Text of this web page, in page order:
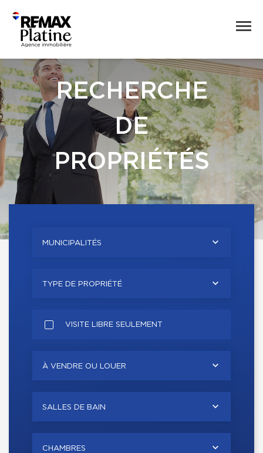
RECHERCHE
DE
PROPRIÉTÉS
MUNICIPALITÉS
TYPE DE PROPRIÉTÉ
VISITE LIBRE SEULEMENT
À VENDRE OU LOUER
SALLES DE BAIN
CHAMBRES